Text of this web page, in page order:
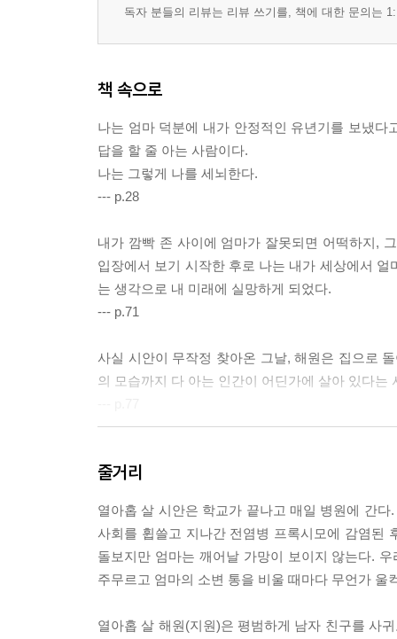
독자 분들의 리뷰는 리뷰 쓰기를, 책에 대한 문의는
책 속으로
나는 엄마 덕분에 내가 안정적인 유년기를 보냈
답을 할 줄 아는 사람이다.
나는 그렇게 나를 세뇌한다.
--- p.28
내가 깜빡 존 사이에 엄마가 잘못되면 어떡하지,
입장에서 보기 시작한 후로 나는 내가 세상에서
는 생각으로 내 미래에 실망하게 되었다.
--- p.71
사실 시안이 무작정 찾아온 그날, 해원은 집으로
의 모습까지 다 아는 인간이 어딘가에 살아 있다는
을 제때 받지 못해서 냄새가 나고 곰팡이가 필 것
--- p.121~122
가만히 해원의 기분을 짐작해 보았다. 해원의 슬
더는 속이고 싶지 않아졌다.
줄거리
열아홉 살 시안은 학교가 끝나고 매일 병원에 간
사회를 휩쓸고 지나간 전염병 프록시모에 감염된
돌보지만 엄마는 깨어날 가망이 보이지 않는다.
주무르고 엄마의 소변 통을 비울 때마다 무언가 울
열아홉 살 해원(지원)은 평범하게 남자 친구를 사